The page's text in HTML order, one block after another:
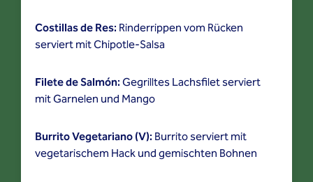
Costillas de Res: Rinderrippen vom Rücken
serviert mit Chipotle-Salsa
Filete de Salmón:Gegrilltes Lachsfilet serviert
mit Garnelen und Mango
Burrito Vegetariano (V): Burrito serviert mit
vegetarischem Hack und gemischten Bohnen